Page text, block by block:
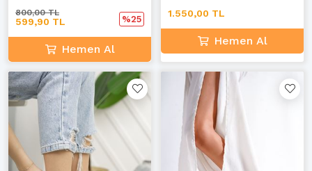
599,90 TL
800,00 TL
%25
Hemen Al
1.550,00 TL
Hemen Al